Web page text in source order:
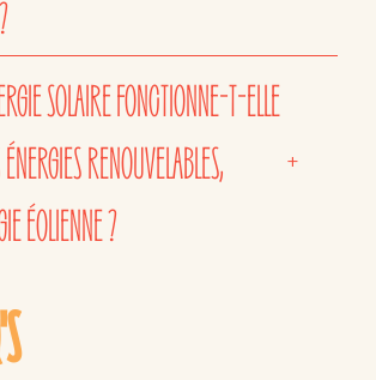
SOLAIRE FONCTIONNE-T-ELLE
RENOUVELABLES,
ÉOLIENNE ?
+